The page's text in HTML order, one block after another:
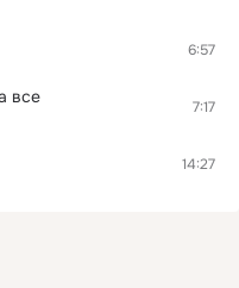
6:57
все 7:17
14:27